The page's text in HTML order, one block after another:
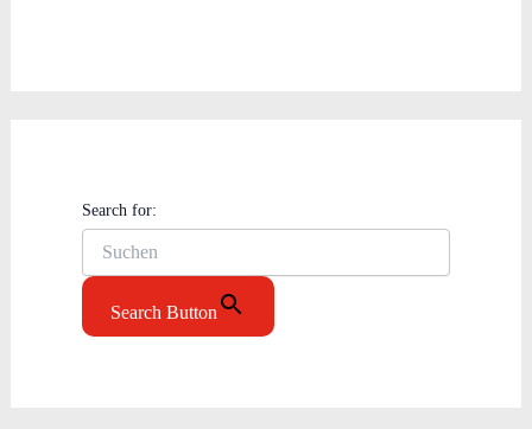
Search for:
Search Button